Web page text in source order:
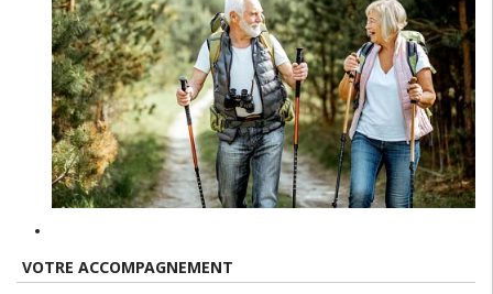
VOTRE ACCOMPAGNEMENT